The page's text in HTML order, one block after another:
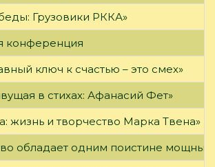
Грузовики РККА»
конференция
ключ к счастью – это смех»
в стихах: Афанасий Фет»
жизнь и творчество Марка Твена»
обладает одним поистине